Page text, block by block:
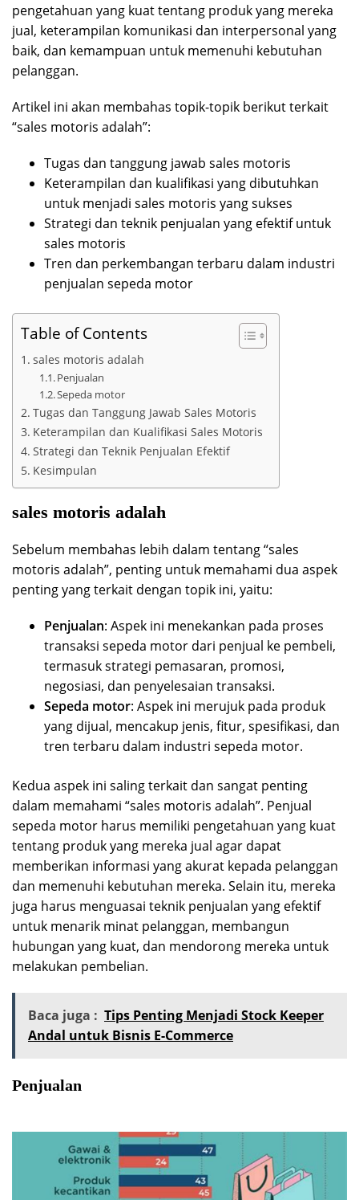
pengetahuan yang kuat tentang produk yang mereka
jual, keterampilan komunikasi dan interpersonal yang
baik, dan kemampuan untuk memenuhi kebutuhan
pelanggan.
Artikel ini akan membahas topik-topik berikut terkait
“sales motoris adalah”:
Tugas dan tanggung jawab sales motoris
Keterampilan dan kualifikasi yang dibutuhkan
untuk menjadi sales motoris yang sukses
Strategi dan teknik penjualan yang efektif untuk
sales motoris
Tren dan perkembangan terbaru dalam industri
penjualan sepeda motor
Table of Contents
sales motoris adalah
Penjualan
Sepeda motor
Tugas dan Tanggung Jawab Sales Motoris
Keterampilan dan Kualifikasi Sales Motoris
Strategi dan Teknik Penjualan Efektif
Kesimpulan
sales motoris adalah
Sebelum membahas lebih dalam tentang “sales
motoris adalah”, penting untuk memahami dua aspek
penting yang terkait dengan topik ini, yaitu:
Penjualan: Aspek ini menekankan pada proses
transaksi sepeda motor dari penjual ke pembeli,
termasuk strategi pemasaran, promosi,
negosiasi, dan penyelesaian transaksi.
Sepeda motor: Aspek ini merujuk pada produk
yang dijual, mencakup jenis, fitur, spesifikasi, dan
tren terbaru dalam industri sepeda motor.
Kedua aspek ini saling terkait dan sangat penting
dalam memahami “sales motoris adalah”. Penjual
sepeda motor harus memiliki pengetahuan yang kuat
tentang produk yang mereka jual agar dapat
memberikan informasi yang akurat kepada pelanggan
dan memenuhi kebutuhan mereka. Selain itu, mereka
juga harus menguasai teknik penjualan yang efektif
untuk menarik minat pelanggan, membangun
hubungan yang kuat, dan mendorong mereka untuk
melakukan pembelian.
Baca juga : Tips Penting Menjadi Stock Keeper
Andal untuk Bisnis E-Commerce
Penjualan